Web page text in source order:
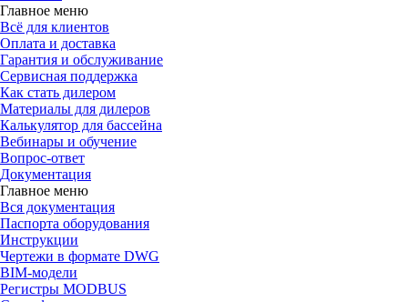
Главное меню
Всё для клиентов
Оплата и доставка
Гарантия и обслуживание
Сервисная поддержка
Как стать дилером
Материалы для дилеров
Калькулятор для бассейна
Вебинары и обучение
Вопрос-ответ
Документация
Главное меню
Вся документация
Паспорта оборудования
Инструкции
Чертежи в формате DWG
BIM-модели
Регистры MODBUS